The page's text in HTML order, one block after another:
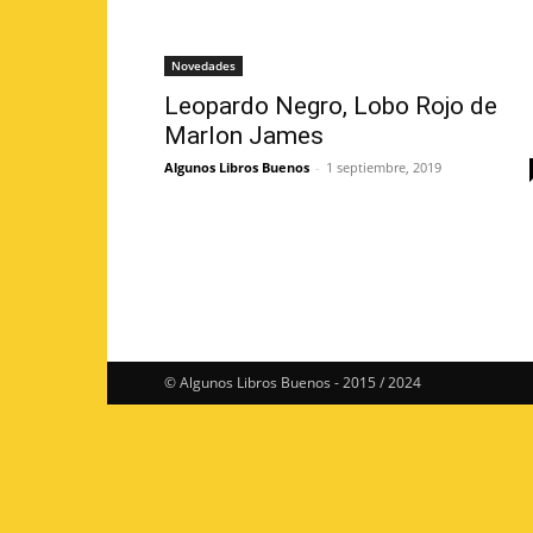
Novedades
Leopardo Negro, Lobo Rojo de
Marlon James
Algunos Libros Buenos - 1 septiembre, 2019
© Algunos Libros Buenos - 2015 / 2024